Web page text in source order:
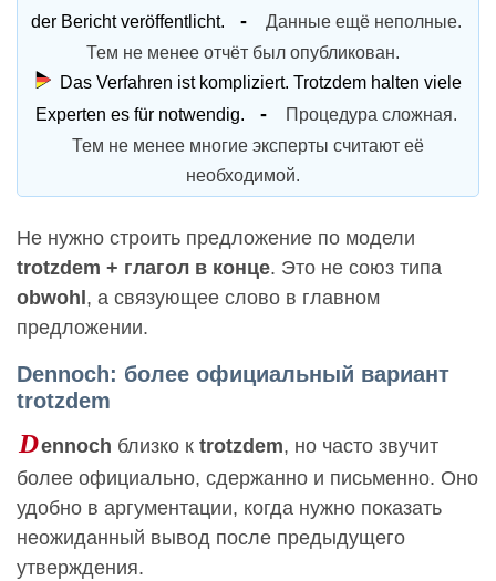
der Bericht veröffentlicht.
Данные ещё неполные.
Тем не менее отчёт был опубликован.
Das Verfahren ist kompliziert. Trotzdem halten viele
Experten es für notwendig.
Процедура сложная.
Тем не менее многие эксперты считают её
необходимой.
Не нужно строить предложение по модели
trotzdem + глагол в конце. Это не союз типа
obwohl , а связующее слово в главном
предложении.
Dennoch: более официальный вариант
trotzdem
Dennoch близко к trotzdem, но часто звучит
более официально, сдержанно и письменно. Оно
удобно в аргументации, когда нужно показать
неожиданный вывод после предыдущего
утверждения.